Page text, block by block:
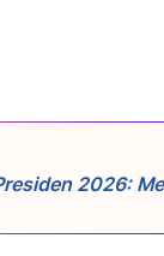
2026: